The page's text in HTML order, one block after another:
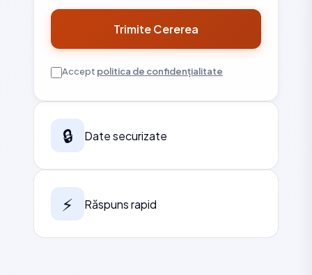
Trimite Cererea
Accept politica de confidențialitate
🔒 Date securizate
⚡ Răspuns rapid